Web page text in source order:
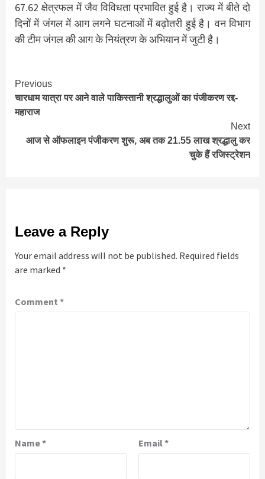
67.62 क्षेत्रफल में जैव विविधता प्रभावित हुई है। राज्य में बीते दो
दिनों में जंगल में आग लगने घटनाओं में बढ़ोतरी हुई है। वन विभाग
की टीम जंगल की आग के नियंत्रण के अभियान में जुटी है।
Continue
Reading
Previous
चारधाम यात्रा पर आने वाले पाकिस्तानी श्रद्धालुओं का पंजीकरण रद्द-
महाराज
Next
आज से ऑफलाइन पंजीकरण शुरू, अब तक 21.55 लाख श्रद्धालु कर
चुके हैं रजिस्ट्रेशन
Leave a Reply
Your email address will not be published. Required fields
are marked *
Comment *
Name* Email*